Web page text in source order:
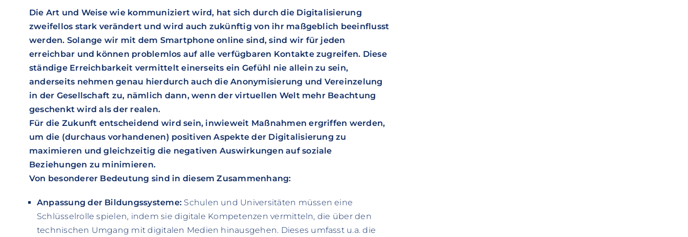
Die Art und Weise wie kommuniziert wird, hat sich durch die Digitalisierung
zweifellos stark verändert und wird auch zukünftig von ihr maßgeblich beeinflusst
werden. Solange wir mit dem Smartphone online sind, sind wir für jeden
erreichbar und können problemlos auf alle verfügbaren Kontakte zugreifen. Diese
ständige Erreichbarkeit vermittelt einerseits ein Gefühl nie allein zu sein,
anderseits nehmen genau hierdurch auch die Anonymisierung und Vereinzelung
in der Gesellschaft zu, nämlich dann, wenn der virtuellen Welt mehr Beachtung
geschenkt wird als der realen.
Für die Zukunft entscheidend wird sein, inwieweit Maßnahmen ergriffen werden,
um die (durchaus vorhandenen) positiven Aspekte der Digitalisierung zu
maximieren und gleichzeitig die negativen Auswirkungen auf soziale
Beziehungen zu minimieren.
Von besonderer Bedeutung sind in diesem Zusammenhang:
Anpassung der Bildungssysteme: Schulen und Universitäten müssen eine
Schlüsselrolle spielen, indem sie digitale Kompetenzen vermitteln, die über den
technischen Umgang mit digitalen Medien hinausgehen. Dieses umfasst u.a. die